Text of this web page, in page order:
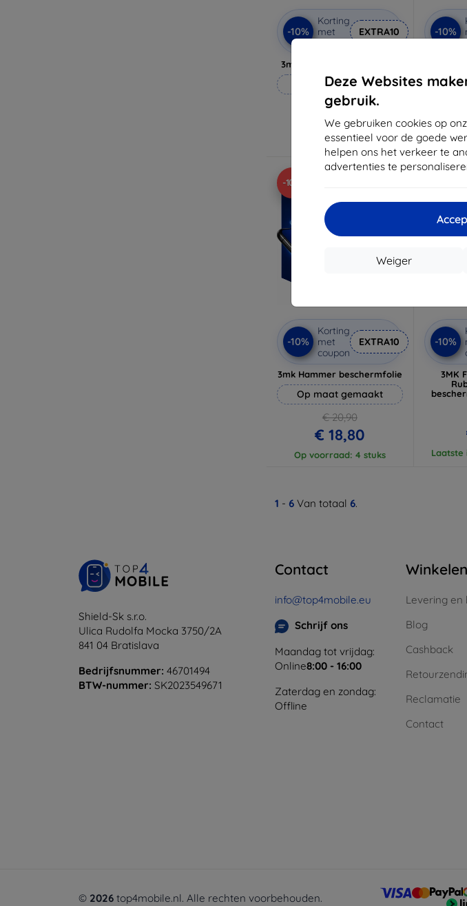
Deze Websites
gebruik.
We gebruiken cookies op
essentieel voor de goede
helpen ons het verkeer te
advertenties te
Weiger
-10%
Korting
met
coupon
EXTRA10
3mk Privacy beschermglas
Op maat gemaakt
€ 21,90
€ 19,71
Op voorraad: 2 stuks
-10%
Op
-10%
-10%
Korting
met
coupon
EXTRA10
3mk Hammer beschermfolie
Op maat gemaakt
€ 20,90
€ 18,80
Op voorraad: 4 stuks
-10%
3MK
1 - 6 Van totaal 6.
Shield-Sk s.r.o.
Ulica Rudolfa Mocka 3750/2A
841 04 Bratislava
Bedrijfsnummer: 46701494
BTW-nummer: SK2023549671
Contact
info@top4mobile.eu
Schrijf ons
Maandag tot vrijdag:
Online8:00 - 16:00
Zaterdag en zondag:
Offline
Winkelen
Levering en
Blog
Cashback
Reclamatie
Contact
© 2026 top4mobile.nl. Alle rechten voorbehouden.